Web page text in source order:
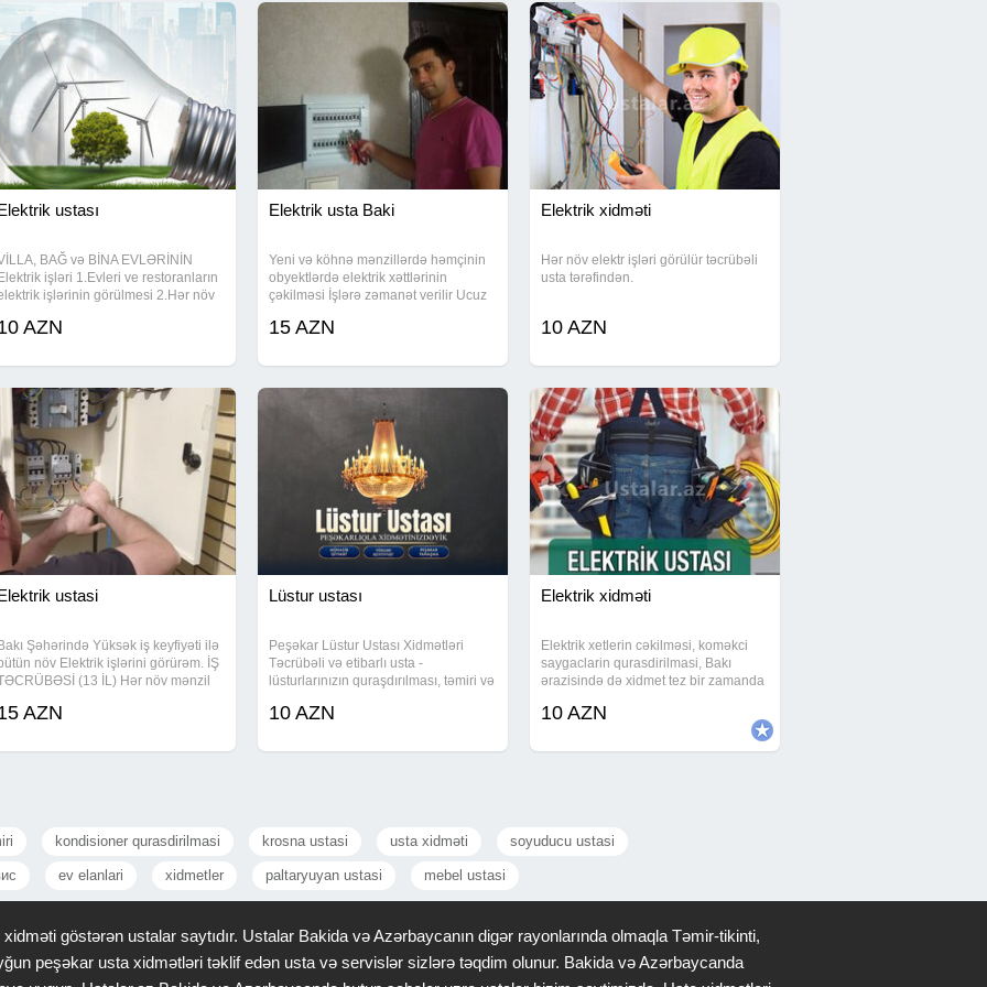
ustası
BAĞ və BİNA EVLƏRİNİN
Elektrik işləri 1.Evleri ve restoranların
işlərinin görülmesi 2.Hər növ
vkluçatellerin quraşdırılması
AZN
Elektrik usta Baki
Yeni və köhnə mənzillərdə həmçinin
obyektlərdə elektrik xəttlərinin
çəkilməsi İşlərə zəmanət verilir Ucuz
ərazilərə çıxış var Əlaqə nömrəsi və
15 AZN
Elektrik xidməti
Hər növ elektr işləri görülür təcrübəli
usta tərəfindən.
10 AZN
ustasi
Bakı Şəhərində Yüksək iş keyfiyəti ilə
bütün növ Elektrik işlərini görürəm. İŞ
(13 İL) Hər növ mənzil
işlərini təqdim edib zəmanət
AZN
Lüstur ustası
Peşəkar Lüstur Ustası Xidmətləri
Təcrübəli və etibarlı usta -
lüsturlarınızın quraşdırılması, təmiri və
Hər növ lüstur - klassik, modern,
peşəkar montajı
10 AZN
Elektrik xidməti
Elektrik xetlerin cəkilməsi, koməkci
saygaclarin qurasdirilmasi, Bakı
ərazisində də xidmet tez bir zamanda
qurasdirilmasi, sitin yigilmasi. Heyet
isin
10 AZN
kondisioner qurasdirilmasi krosna ustasi usta xidməti soyuducu ustasi
ev elanlari xidmetler paltaryuyan ustasi mebel ustasi
göstərən ustalar saytıdır. Ustalar Bakida və Azərbaycanın digər rayonlarında olmaqla Təmir-tikinti,
peşəkar usta xidmətləri təklif edən usta və servislər sizlərə təqdim olunur. Bakida və Azərbaycanda